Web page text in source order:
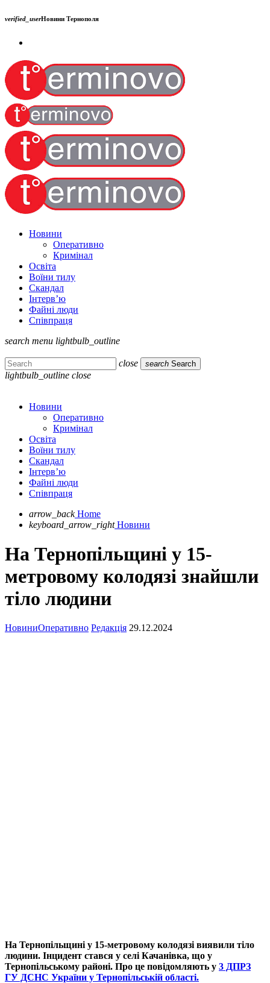
verified_userНовини Тернополя
Новини
Оперативно
Кримінал
Освіта
Воїни тилу
Скандал
Інтерв’ю
Файні люди
Співпраця
search menu lightbulb_outline
close search Search
lightbulb_outline close
Новини
Оперативно
Кримінал
Освіта
Воїни тилу
Скандал
Інтерв’ю
Файні люди
Співпраця
arrow_back Home
keyboard_arrow_right Новини
На Тернопільщині у 15-
метровому колодязі знайшли
тіло людини
НовиниОперативно Редакція 29.12.2024
На Тернопільщині у 15-метровому колодязі виявили тіло
людини. Інцидент стався у селі Качанівка, що у
Тернопільському районі. Про це повідомляють у 3 ДПРЗ
ГУ ДСНС України у Тернопільській області.